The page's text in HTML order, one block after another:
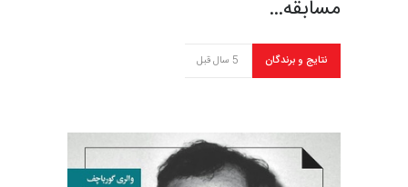
مسابقه…
نتایج و برندگان 5 سال قبل